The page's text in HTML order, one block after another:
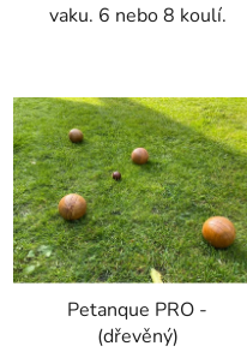
vaku. 6 nebo 8 koulí.
Petanque PRO -
(dřevěný)